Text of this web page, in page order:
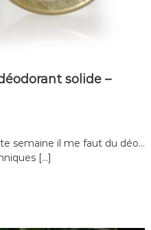
solide –
semaine il me faut du déo…
[…]